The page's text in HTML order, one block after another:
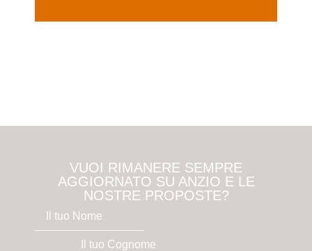
VUOI RIMANERE SEMPRE
AGGIORNATO SU ANZIO E LE
NOSTRE PROPOSTE?